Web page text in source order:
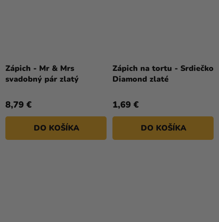
Zápich - Mr & Mrs
svadobný pár zlatý
8,79 €
DO KOŠÍKA
Zápich na tortu - Srdiečko
Diamond zlaté
1,69 €
DO KOŠÍKA